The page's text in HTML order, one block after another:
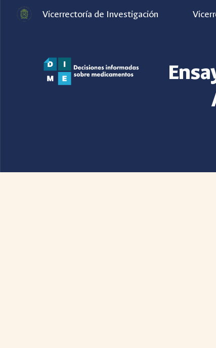
Vicerrectoría de Investigación